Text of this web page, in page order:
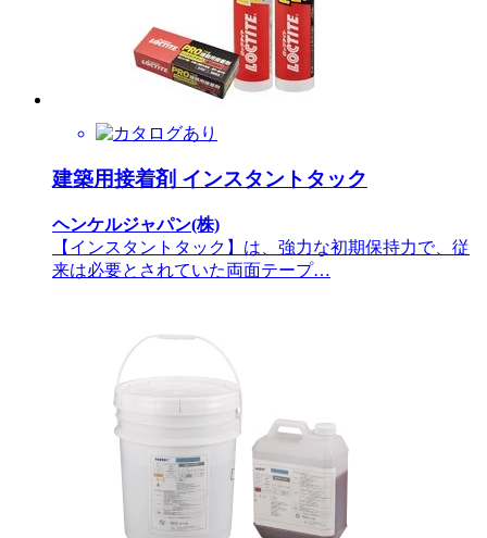
建築用接着剤 インスタントタック
ヘンケルジャパン(株)
【インスタントタック】は、強力な初期保持力で、従
来は必要とされていた両面テープ…